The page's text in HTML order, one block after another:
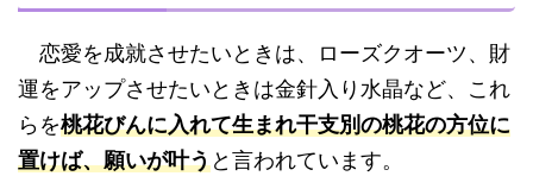
恋愛を成就させたいときは、ローズクオーツ、財
運をアップさせたいときは金針入り水晶など、これ
らを桃花びんに入れて生まれ干支別の桃花の方位に
置けば、願いが叶うと言われています。